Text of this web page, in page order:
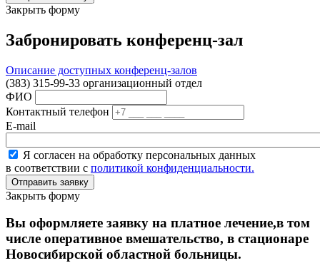
Закрыть форму
Забронировать конференц-зал
Описание доступных конференц-залов
(383) 315-99-33 организационный отдел
ФИО
Контактный телефон
E-mail
Я согласен на обработку персональных данных
в соответствии с политикой конфиденциальности.
Закрыть форму
Вы оформляете заявку на платное лечение,в том
числе оперативное вмешательство, в стационаре
Новосибирской областной больницы.